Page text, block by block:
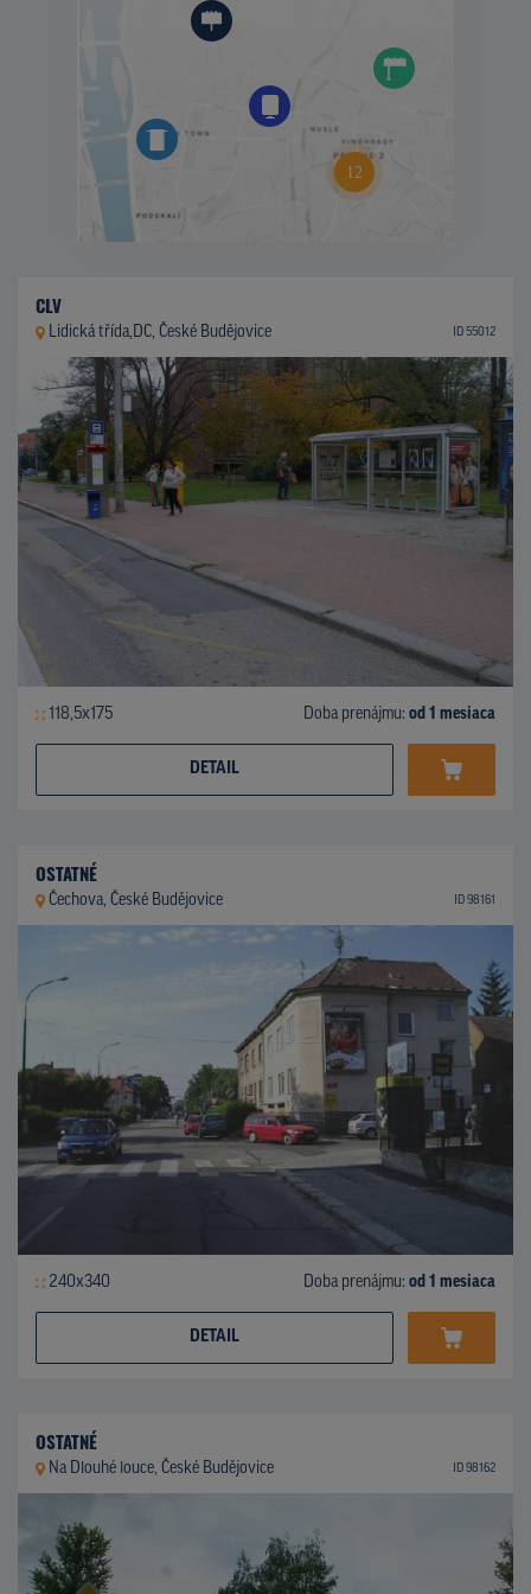
CLV
Lidická třída,DC, České Budějovice ID 55012
118,5x175 Doba prenájmu: od 1 mesiaca
DETAIL
OSTATNÉ
Čechova, České Budějovice ID 98161
240x340 Doba prenájmu: od 1 mesiaca
DETAIL
OSTATNÉ
Na Dlouhé louce, České Budějovice ID 98162